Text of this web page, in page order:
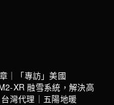
｜「專訪」美國
XR 融雪系統，解決高
灣代理｜五陽地暖